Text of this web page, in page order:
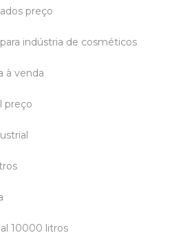
preço
indústria de cosméticos
à venda
preço
10000 litros